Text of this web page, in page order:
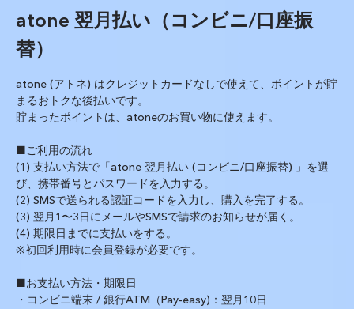
atone 翌月払い（コンビニ/口座振
替）
atone (アトネ) はクレジットカードなしで使えて、ポイントが貯
まるおトクな後払いです。
貯まったポイントは、atoneのお買い物に使えます。
■ご利用の流れ
(1) 支払い方法で「atone 翌月払い (コンビニ/口座振替) 」を選
び、携帯番号とパスワードを入力する。
(2) SMSで送られる認証コードを入力し、購入を完了する。
(3) 翌月1〜3日にメールやSMSで請求のお知らせが届く。
(4) 期限日までに支払いをする。
※初回利用時に会員登録が必要です。
■お支払い方法・期限日
・コンビニ端末 / 銀行ATM（Pay-easy)：翌月10日